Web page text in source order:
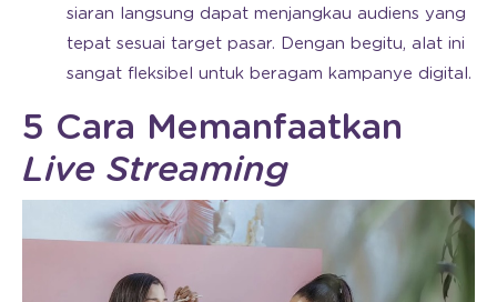
siaran langsung dapat menjangkau audiens yang
tepat sesuai target pasar. Dengan begitu, alat ini
sangat fleksibel untuk beragam kampanye digital.
5 Cara Memanfaatkan
Live Streaming